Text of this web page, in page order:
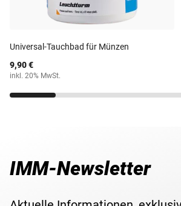
Universal-Tauchbad für Münzen
9,90 €
inkl. 20% MwSt.
IMM-Newsletter